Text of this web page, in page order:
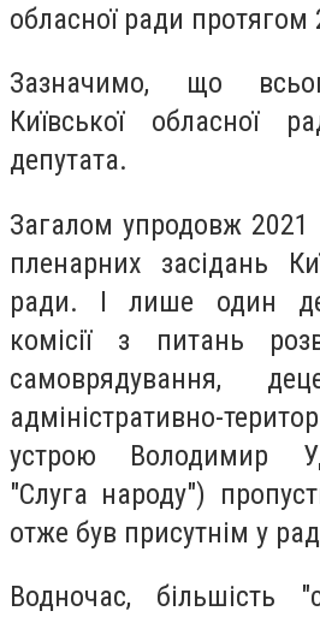
обласної ради протягом
Зазначимо, що
Київської обласної
депутата.
Загалом упродовж 2021
пленарних засідань
ради. І лише один
комісії з питань
самоврядування,
адміністративно-
устрою Володимир
"Слуга народу")
отже був присутнім у
Водночас, більшість